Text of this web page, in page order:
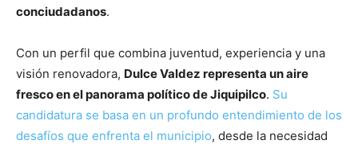
conciudadanos.
Con un perfil que combina juventud, experiencia y una
visión renovadora, Dulce Valdez representa un aire
fresco en el panorama político de Jiquipilco. Su
candidatura se basa en un profundo entendimiento de los
desafíos que enfrenta el municipio, desde la necesidad